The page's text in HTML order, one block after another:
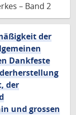
– Band 2
der
Dankfeste
der
und grossen